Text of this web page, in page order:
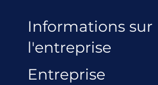
Informations sur
l'entreprise
Entreprise